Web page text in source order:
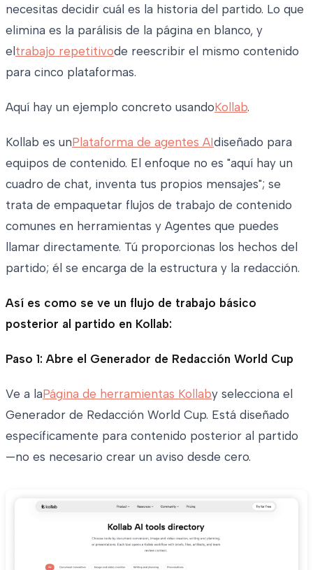
necesitas decidir cuál es la historia del partido. Lo que
elimina es la parálisis de la página en blanco, y
eltrabajo repetitivode reescribir el mismo contenido
para cinco plataformas.
Aquí hay un ejemplo concreto usandoKollab.
Kollab es unPlataforma de agentes AIdiseñado para
equipos de contenido. El enfoque no es "aquí hay un
cuadro de chat, inventa tus propios mensajes"; se
trata de empaquetar flujos de trabajo de contenido
comunes en herramientas y Agentes que puedes
llamar directamente. Tú proporcionas los hechos del
partido; él se encarga de la estructura y la redacción.
Así es como se ve un flujo de trabajo básico
posterior al partido en Kollab:
Paso 1: Abre el Generador de Redacción World Cup
Ve a laPágina de herramientas Kollaby selecciona el
Generador de Redacción World Cup. Está diseñado
específicamente para contenido posterior al partido
—no es necesario crear un aviso desde cero.